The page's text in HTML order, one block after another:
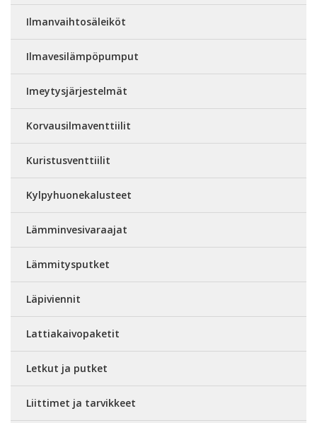
Ilmanvaihtosäleiköt
Ilmavesilämpöpumput
Imeytysjärjestelmät
Korvausilmaventtiilit
Kuristusventtiilit
Kylpyhuonekalusteet
Lämminvesivaraajat
Lämmitysputket
Läpiviennit
Lattiakaivopaketit
Letkut ja putket
Liittimet ja tarvikkeet